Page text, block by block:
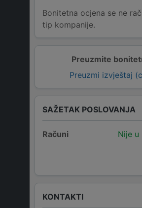
Preuzmite
Preuzmi izvještaj
Bonitetna ocjena se ne
tip kompanije.
SAŽETAK POSLOVANJA
Računi Nije u
KONTAKTI